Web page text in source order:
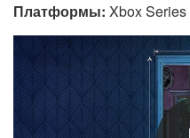
Платформы: Xbox